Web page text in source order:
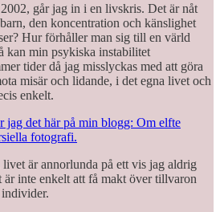
går jag in i en livskris. Det är nåt
den koncentration och känslighet
Hur förhåller man sig till en värld
kan min psykiska instabilitet
tider då jag misslyckas med att göra
misär och lidande, i det egna livet och
enkelt.
jag det här på min blogg: Om elfte
fotografi.
är annorlunda på ett vis jag aldrig
inte enkelt att få makt över tillvaron